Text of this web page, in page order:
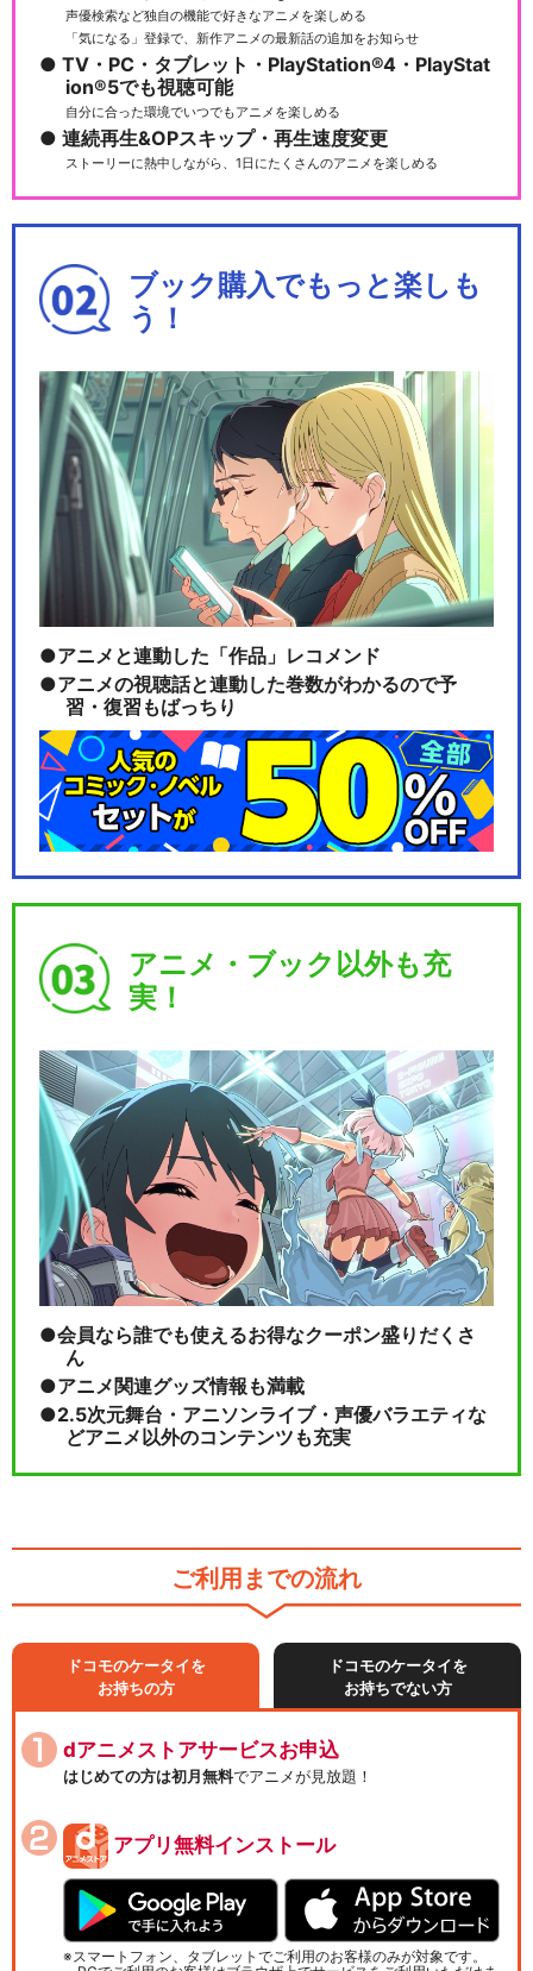
声優検索など独自の機能で好きなアニメを楽しめる
「気になる」登録で、新作アニメの最新話の追加をお知らせ
TV・PC・タブレット・PlayStation®4・PlayStat
ion®5でも視聴可能
自分に合った環境でいつでもアニメを楽しめる
連続再生&OPスキップ・再生速度変更
ストーリーに熱中しながら、1日にたくさんのアニメを楽しめる
ブック購入でもっと楽しも
う！
アニメと連動した「作品」レコメンド
アニメの視聴話と連動した巻数がわかるので予
習・復習もばっちり
アニメ・ブック以外も充
実！
会員なら誰でも使えるお得なクーポン盛りだくさ
ん
アニメ関連グッズ情報も満載
2.5次元舞台・アニソンライブ・声優バラエティな
どアニメ以外のコンテンツも充実
ご利用までの流れ
ドコモのケータイを
お持ちの方
ドコモのケータイを
お持ちでない方
dアニメストアサービスお申込
はじめての方は初月無料でアニメが見放題！
アプリ無料インストール
スマートフォン、タブレットでご利用のお客様のみが対象です。